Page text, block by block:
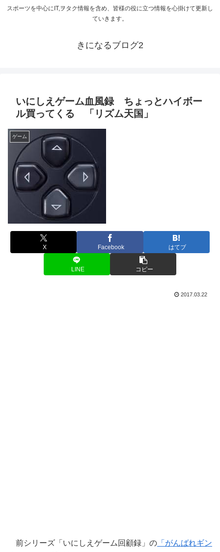
スポーツを中心にIT,ヲタク情報を含め、皆様の役に立つ情報を心掛けて更新し
ていきます。
きになるブログ2
いにしえゲーム血風録 ちょっとハイボー
ル買ってくる 「リズム天国」
ゲーム
X Facebook はてブ
LINE コピー
2017.03.22
前シリーズ「いにしえゲーム回顧録」の 「がんばれギン